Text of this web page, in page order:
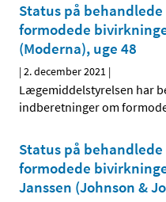
Status på
formodede
(Moderna), uge 48
|2. december 2021 |
Lægemiddelstyrelsen har
indberetninger om
Status på
formodede
Janssen (Johnson &